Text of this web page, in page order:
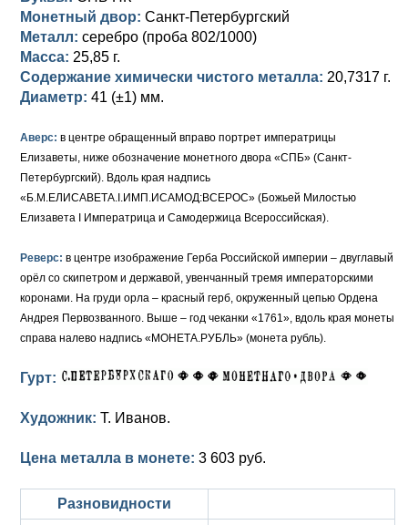
Памятные и донативные
Для Грузии
Русско-Польские
Для Польши
Для Грузии
Для Польши
Серебро
Медь
Серебро
Медь
Для Молдавии и Валахии
Таврические монеты
Петр III (1762)
Елизавета I (1741-1762)
Золото
Медь
Для Пруссии
Иоанн Антонович (1740-1741)
Петр II (1727-1730)
Екатерина I (1725-1727)
Медь
Для Речи Посполитой
Монетный двор: Санкт-Петербургский
Металл: серебро (проба 802/1000)
Масса: 25,85 г.
Содержание химически чистого металла: 20,7317 г.
Диаметр: 41 (±1) мм.
Аверс: в центре обращенный вправо портрет императрицы
Елизаветы, ниже обозначение монетного двора «СПБ» (Санкт-
Петербургский). Вдоль края надпись
«Б.М.ЕЛИСАВЕТА.I.ИМП.ИСАМОД:ВСЕРОС» (Божьей Милостью
Елизавета I Императрица и Самодержица Всероссийская).
Реверс: в центре изображение Герба Российской империи – двуглавый
орёл со скипетром и державой, увенчанный тремя императорскими
коронами. На груди орла – красный герб, окруженный цепью Ордена
Андрея Первозванного. Выше – год чеканки «1761», вдоль края монеты
справа налево надпись «МОНЕТА.РУБЛЬ» (монета рубль).
Гурт:
Художник: Т. Иванов.
Цена металла в монете: 3 603 руб.
Разновидности